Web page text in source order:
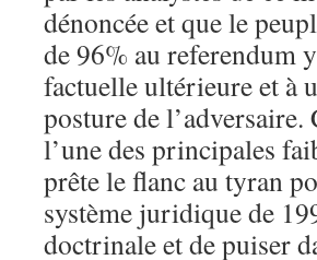
dénoncée et que le
de 96% au referendum
factuelle ultérieure et à
posture de
l’une des principales
prête le flanc au tyran
système juridique de
doctrinale et de puiser